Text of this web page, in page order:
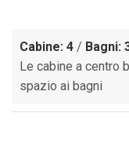
Cabine: 4 / Bagni:
Le cabine a centro
spazio ai bagni